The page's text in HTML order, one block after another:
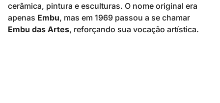
cerâmica, pintura e esculturas. O nome original era
apenas Embu, mas em 1969 passou a se chamar
Embu das Artes, reforçando sua vocação artística.